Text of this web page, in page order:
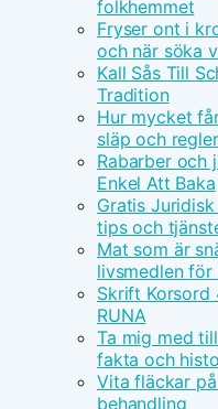
folkhemmet
Fryser ont i
och när söka
Kall Sås Till
Tradition
Hur mycket
släp och
Rabarber och
Enkel Att Baka
Gratis
tips och
Mat som är
livsmedlen för
Skrift Korsord
RUNA
Ta mig med
fakta och
Vita fläckar
behandling